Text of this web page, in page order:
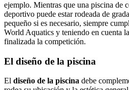
ejemplo. Mientras que una piscina de
deportivo puede estar rodeada de
pequeño si es necesario, siempre
World Aquatics y teniendo en cuenta
finalizada la competición.
El diseño de la piscina
El diseño de la piscina debe